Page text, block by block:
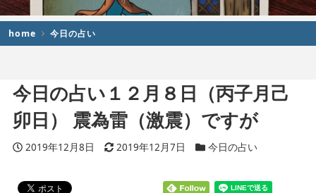
home 今日の占い
今日の占い１２月８日（丙子月己
卯日） 震為雷（激震）ですが
投稿日
2019年12月8日 更新日
2019年12月7日 カテゴリー
今日の占い